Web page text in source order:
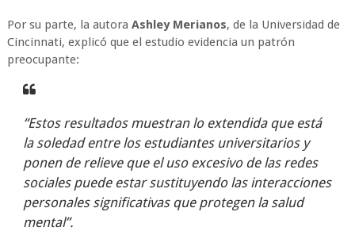
Por su parte, la autora Ashley Merianos, de la Universidad de
Cincinnati, explicó que el estudio evidencia un patrón
preocupante:
“Estos resultados muestran lo extendida que está
la soledad entre los estudiantes universitarios y
ponen de relieve que el uso excesivo de las redes
sociales puede estar sustituyendo las interacciones
personales significativas que protegen la salud
mental”.